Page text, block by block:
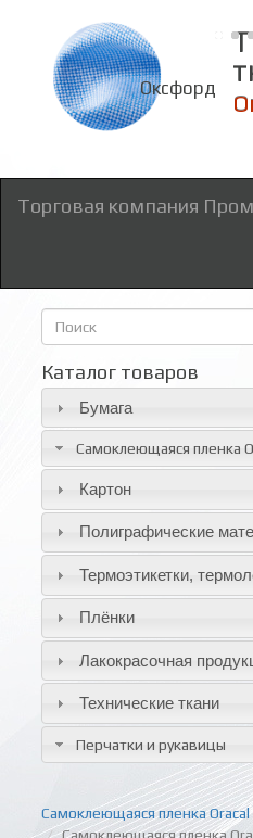
Оксфорд
Торговая компания
Форма
поиска
Каталог товаров
Бумага
Самоклеющаяся пленка
Картон
Полиграфические
Термоэтикетки,
Плёнки
Лакокрасочная
Технические ткани
Перчатки и рукавицы
Самоклеющаяся пленка Oracal
Самоклеющаяся пленка